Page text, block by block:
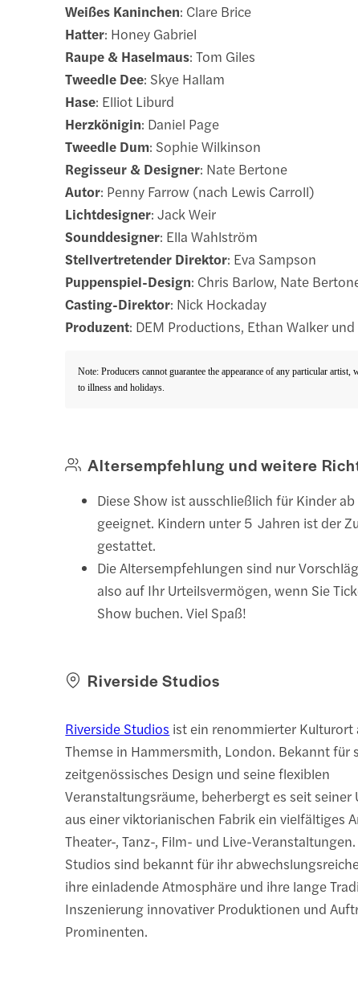
Weißes Kaninchen: Clare Brice
Hatter: Honey Gabriel
Raupe & Haselmaus: Tom Giles
Tweedle Dee: Skye Hallam
Hase: Elliot Liburd
Herzkönigin: Daniel Page
Tweedle Dum: Sophie Wilkinson
Regisseur & Designer: Nate Bertone
Autor: Penny Farrow (nach Lewis Carroll)
Lichtdesigner: Jack Weir
Sounddesigner: Ella Wahlström
Stellvertretender Direktor: Eva Sampson
Puppenspiel-Design: Chris Barlow, Nate
Casting-Direktor: Nick Hockaday
Produzent: DEM Productions, Ethan Walker
Note: Producers cannot guarantee the appearance of any particular artist,
to illness and holidays.
Altersempfehlung und weitere
Diese Show ist ausschließlich für Kinder
geeignet. Kindern unter 5 Jahren ist der
gestattet.
Die Altersempfehlungen sind nur
also auf Ihr Urteilsvermögen, wenn Sie
Show buchen. Viel Spaß!
Riverside Studios
Riverside Studios ist ein renommierter Kulturort
Themse in Hammersmith, London. Bekannt für
zeitgenössisches Design und seine flexiblen
Veranstaltungsräume, beherbergt es seit seiner
aus einer viktorianischen Fabrik ein vielfältiges
Theater-, Tanz-, Film- und Live-
Studios sind bekannt für ihr
ihre einladende Atmosphäre und ihre lange
Inszenierung innovativer Produktionen und
Prominenten.